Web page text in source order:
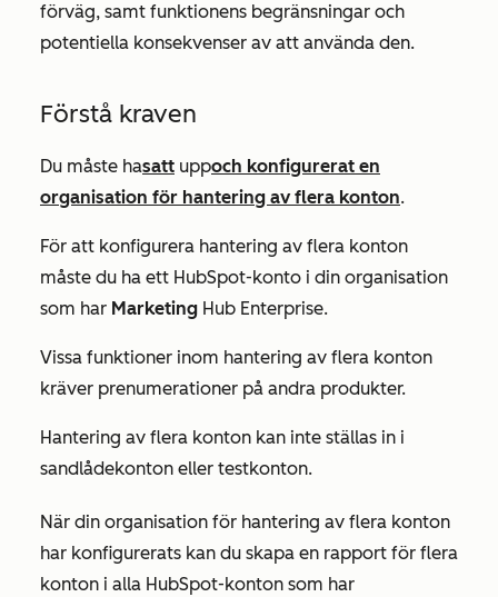
förväg, samt funktionens begränsningar och
potentiella konsekvenser av att använda den.
Förstå kraven
Du måste hasatt uppoch konfigurerat en
organisation för hantering av flera konton.
För att konfigurera hantering av flera konton
måste du ha ett HubSpot-konto i din organisation
som har Marketing Hub Enterprise.
Vissa funktioner inom hantering av flera konton
kräver prenumerationer på andra produkter.
Hantering av flera konton kan inte ställas in i
sandlådekonton eller testkonton.
När din organisation för hantering av flera konton
har konfigurerats kan du skapa en rapport för flera
konton i alla HubSpot-konton som har